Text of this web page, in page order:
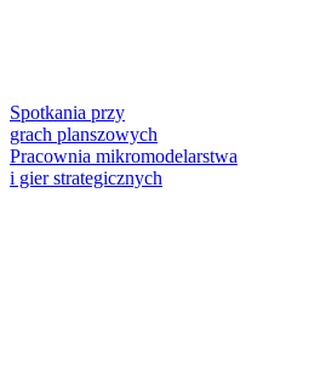
Spotkania przy
grach planszowych
Pracownia mikromodelarstwa
i gier strategicznych